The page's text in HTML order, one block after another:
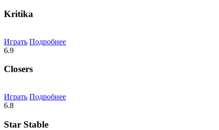
Kritika
Играть Подробнее
6.9
Closers
Играть Подробнее
6.8
Star Stable